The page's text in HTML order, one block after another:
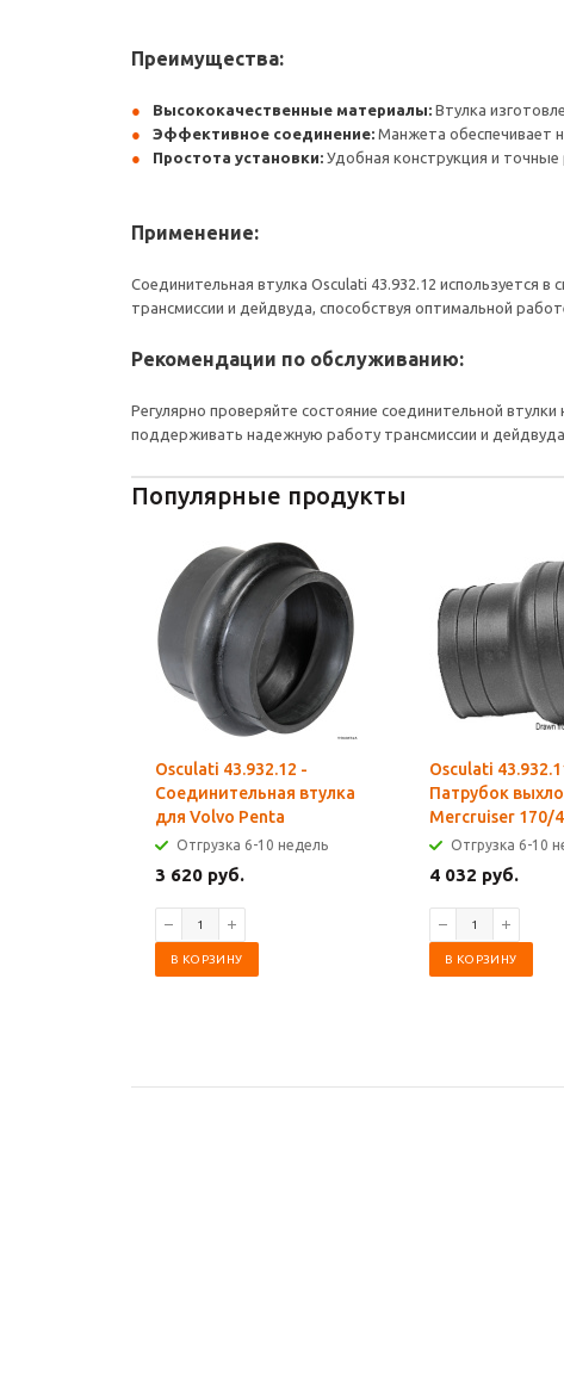
Преимущества:
Высококачественные материалы: Втулка
Эффективное соединение: Манжета обеспечивает
Простота установки: Удобная конструкция и точные
Применение:
Соединительная втулка Osculati 43.932.12 используется
трансмиссии и дейдвуда, способствуя оптимальной
Рекомендации по обслуживанию:
Регулярно проверяйте состояние соединительной
поддерживать надежную работу трансмиссии и
Популярные продукты
Osculati 43.932.12 -
Соединительная втулка
для Volvo Penta
Отгрузка 6-10 недель
3 620 руб.
В КОРЗИНУ
Osculati
Патрубок
Mercruiser 170/
Отгрузка 6-10
4 032 руб.
В КОРЗИНУ